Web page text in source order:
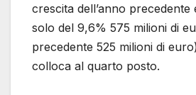
crescita dell’anno precedente
solo del 9,6% 575 milioni di
precedente 525 milioni di
colloca al quarto posto.